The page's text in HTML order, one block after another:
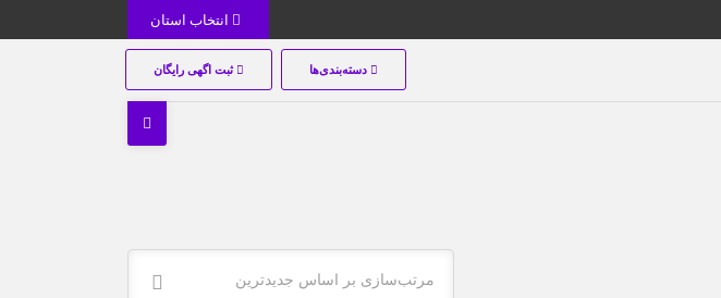
دسته‌بندی‌ها ثبت اگهی رایگان
مرتب‌سازی بر اساس جدیدترین